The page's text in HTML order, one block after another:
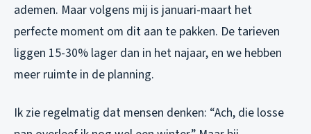
ademen. Maar volgens mij is januari-maart het
perfecte moment om dit aan te pakken. De tarieven
liggen 15-30% lager dan in het najaar, en we hebben
meer ruimte in de planning.
Ik zie regelmatig dat mensen denken: “Ach, die losse